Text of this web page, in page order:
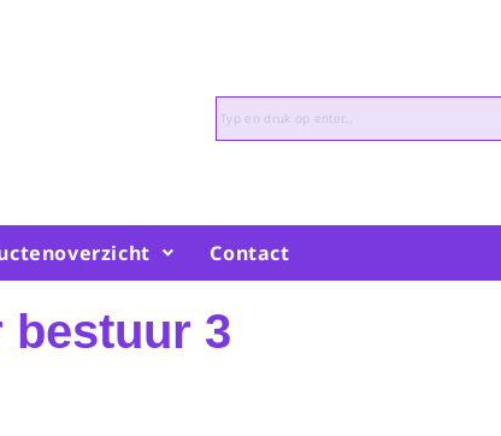
Contact
bestuur 3